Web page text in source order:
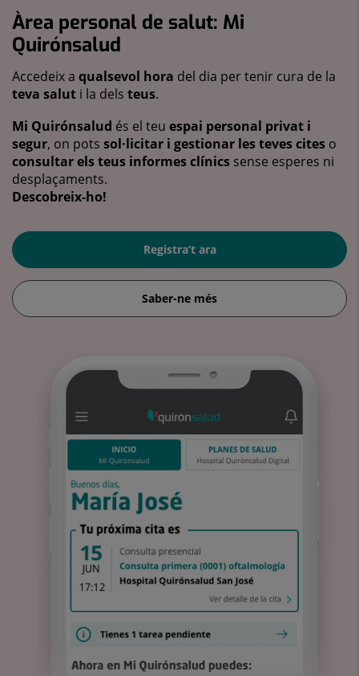
Àrea personal de salut: Mi
Quirónsalud
Accedeix a qualsevol hora del dia per tenir cura de la
teva salut i la dels teus.
Mi Quirónsalud és el teu espai personal privat i
segur, on pots sol·licitar i gestionar les teves cites o
consultar els teus informes clínics sense esperes ni
desplaçaments.
Descobreix-ho!
Registra’t ara
Saber-ne més